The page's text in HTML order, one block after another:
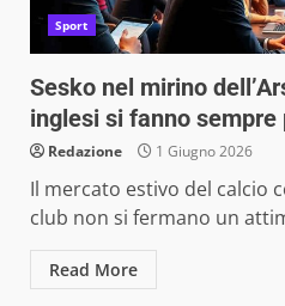
Sport
Sesko nel mirino
inglesi si fanno
Redazione 1 Giugno 2026
Il mercato estivo del calcio
club non si fermano un
Read More